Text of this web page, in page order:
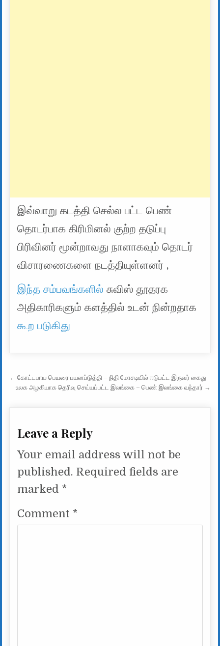
இவ்வாறு கடத்தி செல்ல பட்ட பெண்
தொடர்பாக கிரிமினல் குற்ற தடுப்பு
பிரிவினர் மூன்றாவது நாளாகவும் தொடர்
விசாரணைகளை நடத்தியுள்ளனர் ,
இந்த சம்பவங்களில் சுவிஸ் தூதரக
அதிகாரிகளும் களத்தில் உடன் நின்றதாக
கூற படுகிது
Post navigation
← கோட்டபாய பெயரை பயனப்டுத்தி – நிதி மோசடியில் ஈடுபட்ட இருவர் கைது
உலக அழகியாக தெரிவு செய்யப்பட்ட இலங்கை – பெண் இலங்கை வந்தார் →
Leave a Reply
Your email address will not be
published. Required fields are
marked *
Comment *